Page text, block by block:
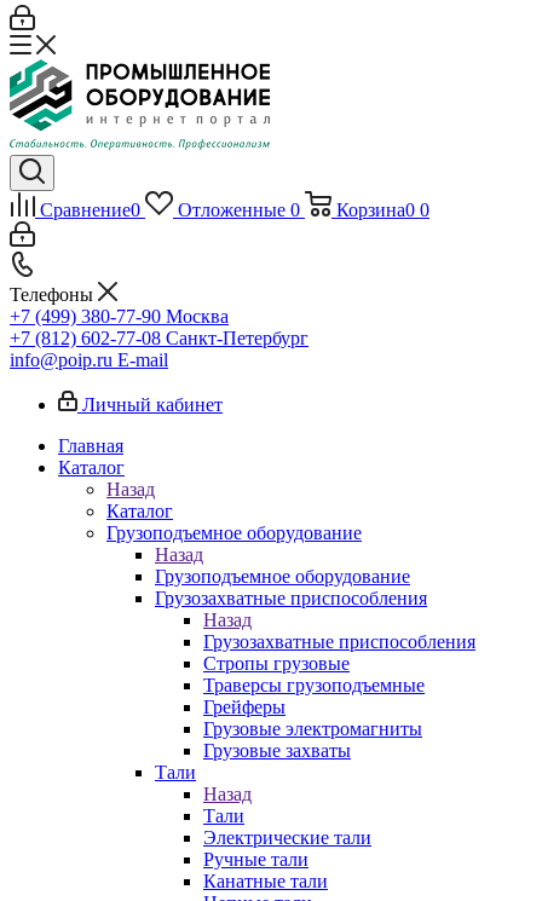
Сравнение0 Отложенные 0 Корзина0 0
Телефоны
+7 (499) 380-77-90 Москва
+7 (812) 602-77-08 Санкт-Петербург
info@poip.ru E-mail
Личный кабинет
Главная
Каталог
Назад
Каталог
Грузоподъемное оборудование
Назад
Грузоподъемное оборудование
Грузозахватные приспособления
Назад
Грузозахватные приспособления
Стропы грузовые
Траверсы грузоподъемные
Грейферы
Грузовые электромагниты
Грузовые захваты
Тали
Назад
Тали
Электрические тали
Ручные тали
Канатные тали